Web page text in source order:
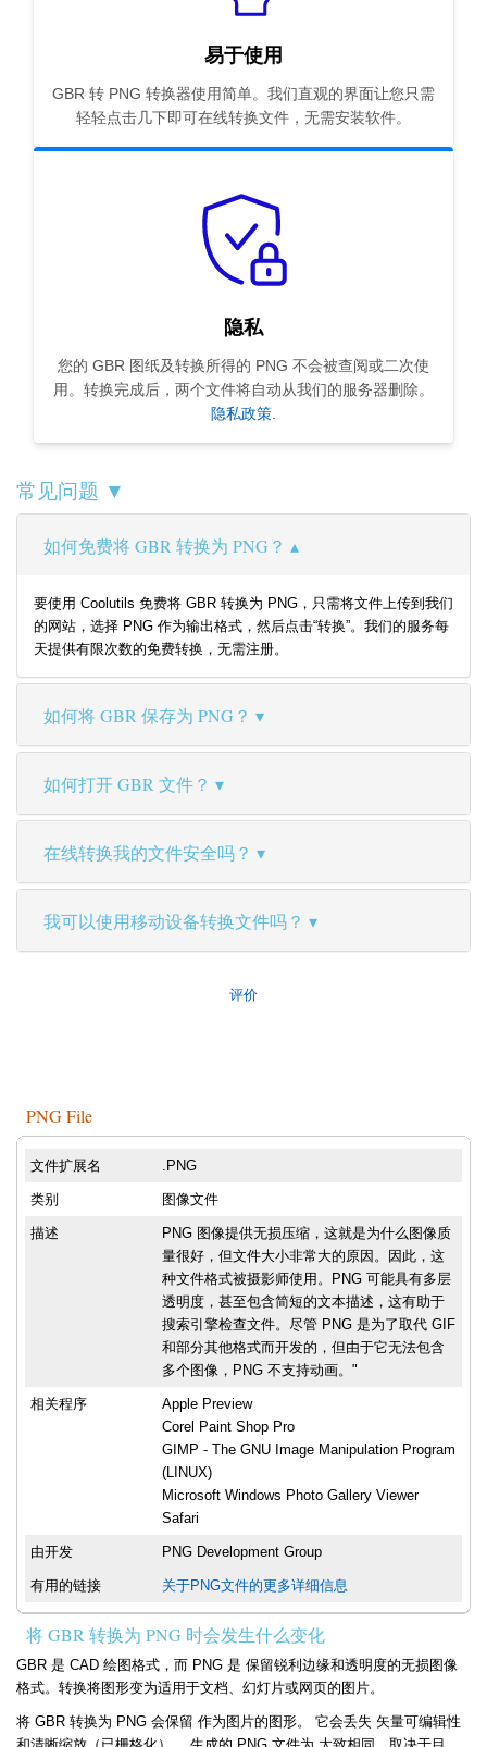
易于使用
GBR 转 PNG 转换器使用简单。我们直观的界面让您只需
轻轻点击几下即可在线转换文件，无需安装软件。
隐私
您的 GBR 图纸及转换所得的 PNG 不会被查阅或二次使
用。转换完成后，两个文件将自动从我们的服务器删除。
隐私政策.
常见问题 ▼
如何免费将 GBR 转换为 PNG？
要使用 Coolutils 免费将 GBR 转换为 PNG，只需将文件上传到我们
的网站，选择 PNG 作为输出格式，然后点击“转换”。我们的服务每
天提供有限次数的免费转换，无需注册。
如何将 GBR 保存为 PNG？
如何打开 GBR 文件？
在线转换我的文件安全吗？
我可以使用移动设备转换文件吗？
评价
PNG File
文件扩展名 .PNG
类别 图像文件
描述
PNG 图像提供无损压缩，这就是为什么图像质
量很好，但文件大小非常大的原因。因此，这
种文件格式被摄影师使用。PNG 可能具有多层
透明度，甚至包含简短的文本描述，这有助于
搜索引擎检查文件。尽管 PNG 是为了取代 GIF
和部分其他格式而开发的，但由于它无法包含
多个图像，PNG 不支持动画。"
相关程序
Apple Preview
Corel Paint Shop Pro
GIMP - The GNU Image Manipulation Program
(LINUX)
Microsoft Windows Photo Gallery Viewer
Safari
由开发 PNG Development Group
有用的链接 关于PNG文件的更多详细信息
将 GBR 转换为 PNG 时会发生什么变化
GBR 是 CAD 绘图格式，而 PNG 是 保留锐利边缘和透明度的无损图像
格式。转换将图形变为适用于文档、幻灯片或网页的图片。
将 GBR 转换为 PNG 会保留 作为图片的图形。 它会丢失 矢量可编辑性